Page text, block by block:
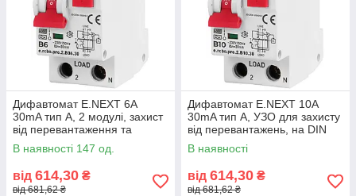
Дифавтомат E.NEXT 6А
30mA тип А, 2 модулі, захист
від перевантаження та
короткого замикання
В наявності 147 од.
від 614,30 ₴
від 681,62 ₴
Дифавтомат E.NEXT 10А
30mA тип А, УЗО для захисту
від перевантажень, на DIN
рейку
В наявності
від 614,30 ₴
від 681,62 ₴